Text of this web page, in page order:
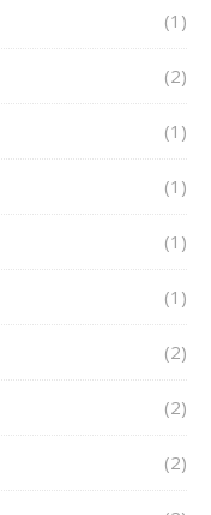
(1)
(2)
(1)
(1)
(1)
(1)
(2)
(2)
(2)